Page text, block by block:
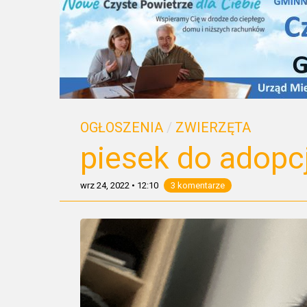
OGŁOSZENIA / ZWIERZĘTA
piesek do
wrz 24, 2022 • 12:10 3 komentarze